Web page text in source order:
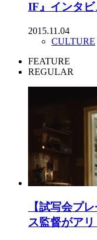
IF』インタビ
2015.11.04
CULTURE
FEATURE
REGULAR
【試写会プ
ス監督がア